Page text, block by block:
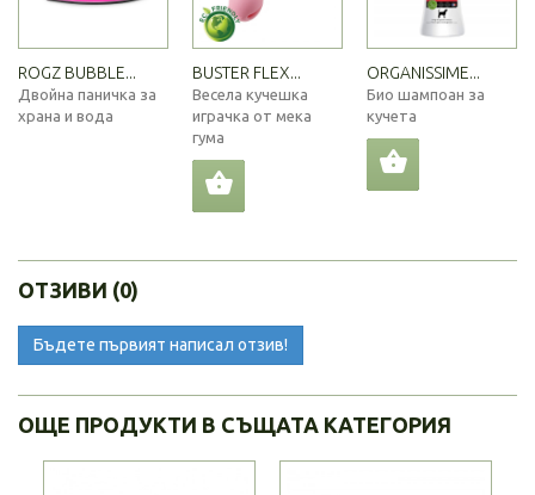
ROGZ BUBBLE...
Двойна паничка за
храна и вода
BUSTER FLEX...
Весела кучешка
играчка от мека
гума
ORGANISSIME...
Био шампоан за
кучета
ОТЗИВИ (0)
Бъдете първият написал отзив!
ОЩЕ ПРОДУКТИ В СЪЩАТА КАТЕГОРИЯ